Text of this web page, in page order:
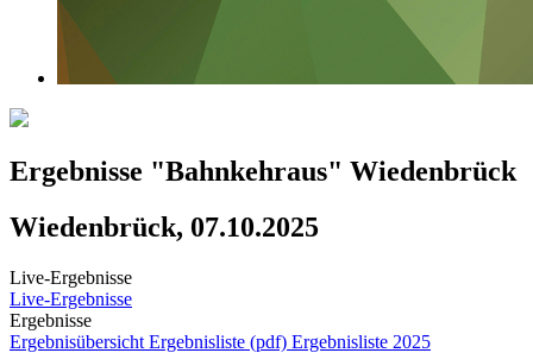
Ergebnisse "Bahnkehraus" Wiedenbrück
Wiedenbrück, 07.10.2025
Live-Ergebnisse
Live-Ergebnisse
Ergebnisse
Ergebnisübersicht Ergebnisliste (pdf) Ergebnisliste 2025